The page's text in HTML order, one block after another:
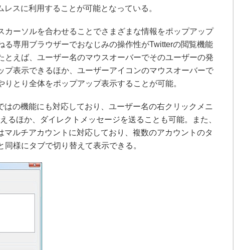
レスに利用することが可能となっている。
ーソルを合わせることでさまざまな情報をポップアップ
る専用ブラウザーでおなじみの操作性がTwitterの閲覧機能
とえば、ユーザー名のマウスオーバーでそのユーザーの発
プ表示できるほか、ユーザーアイコンのマウスオーバーで
りとり全体をポップアップ表示することが可能。
の機能にも対応しており、ユーザー名の右クリックメニ
るほか、ダイレクトメッセージを送ることも可能。また、
マルチアカウントに対応しており、複数のアカウントのタ
同様にタブで切り替えて表示できる。